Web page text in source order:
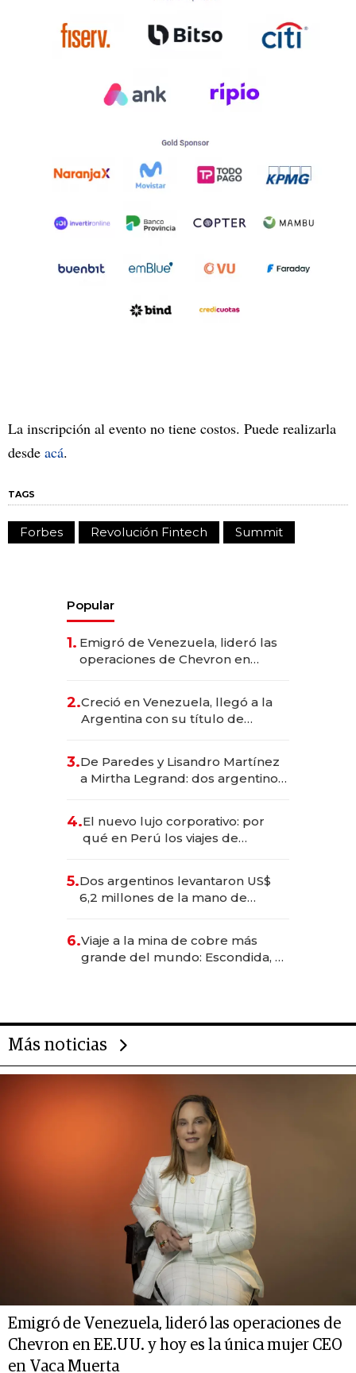
La inscripción al evento no tiene costos. Puede realizarla
desde acá.
TAGS
Forbes Revolución Fintech Summit
Popular
1. Emigró de Venezuela, lideró las
operaciones de Chevron en
2.Creció en Venezuela, llegó a la
Argentina con su título de
las marcas "fast premium"
3.De Paredes y Lisandro Martínez
a Mirtha Legrand: dos argentinos
4.El nuevo lujo corporativo: por
qué en Perú los viajes de
transformadoras
5.Dos argentinos levantaron US$
6,2 millones de la mano de
6.Viaje a la mina de cobre más
grande del mundo: Escondida, el
Más noticias
Emigró de Venezuela, lideró las operaciones de
Chevron en EE.UU. y hoy es la única mujer CEO
en Vaca Muerta